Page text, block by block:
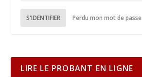
S'IDENTIFIER Perdu mon mot de passe
LIRE LE PROBANT EN LIGNE